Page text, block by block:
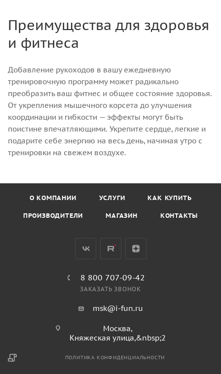
Преимущества для здоровья
и фитнеса
Добавление рукоходов в вашу ежедневную
тренировочную программу может радикально
преобразить ваш фитнес и общее состояние здоровья.
От укрепления мышечного корсета до улучшения
координации и гибкости — эффекты могут быть
поистине впечатляющими. Укрепите сердце, легкие и
подарите себе энергию на весь день, начиная утро с
тренировки на свежем воздухе.
О КОМПАНИИ УСЛУГИ КАК КУПИТЬ
ПРОИЗВОДИТЕЛИ МАГАЗИН КОНТАКТЫ
8 800 707-09-42
ЗАКАЗАТЬ ЗВОНОК
msk@i-fun.ru
Москва,
Княжеская улица,&nbsp;2
ПОЛИТИКА КОНФИДЕНЦИАЛЬНОСТИ